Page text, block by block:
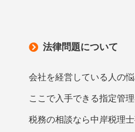
法律問題について
会社を経営している人の
ここで入手できる指定管
税務の相談なら中岸税理